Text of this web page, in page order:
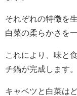
それぞれの特徴を
白菜の柔らかさを
これにより、味と
チ鍋が完成します。
キャベツと白菜は